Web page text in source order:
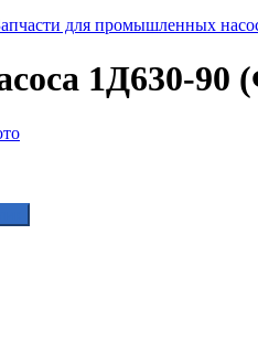
для промышленных
1Д630-90